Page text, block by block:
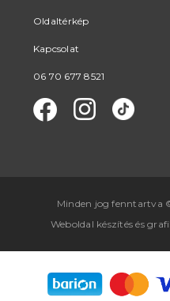
Oldaltérkép
Kapcsolat
06 70 677 8521
Minden jog fenntartva
Weboldal készítés és